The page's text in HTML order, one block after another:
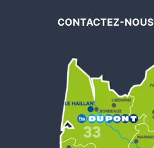
CONTACTEZ-NOUS